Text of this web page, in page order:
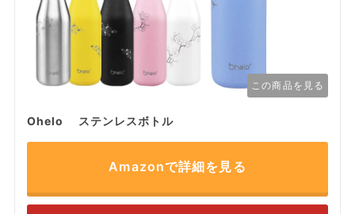
この商品を見る
Ohelo ステンレスボトル
Amazonで詳細を見る